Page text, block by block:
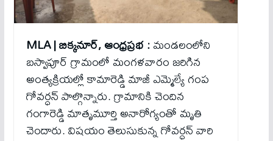
MLA | బిక్కనూర్, ఆంధ్రప్రభ :మండలంలోని
బస్వాపూర్ గ్రామంలో మంగళవారం జరిగిన
అంత్యక్రియల్లో కామారెడ్డి మాజీ ఎమ్మెల్యే గంప
గోవర్ధన్ పాల్గొన్నారు. గ్రామానికి చెందిన
గంగారెడ్డి మాతృమూర్తి అనారోగ్యంతో మృతి
చెందారు. విషయం తెలుసుకున్న గోవర్ధన్ వారి